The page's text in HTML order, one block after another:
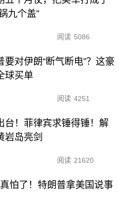
九个盖”
阅读 5086
要对伊朗“断气断电”？这豪
球买单
阅读 4251
台！菲律宾求锤得锤！解
岩岛亮剑
阅读 21620
怕了！特朗普拿美国说事